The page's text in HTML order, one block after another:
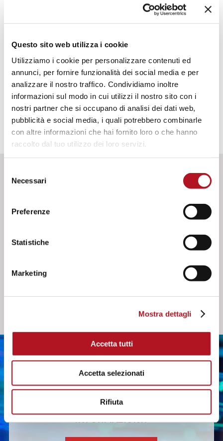
Questo sito web utilizza i cookie
Utilizziamo i cookie per personalizzare contenuti ed
annunci, per fornire funzionalità dei social media e per
analizzare il nostro traffico. Condividiamo inoltre
informazioni sul modo in cui utilizzi il nostro sito con i
nostri partner che si occupano di analisi dei dati web,
pubblicità e social media, i quali potrebbero combinarle
con altre informazioni che hai fornito loro o che hanno
raccolto dal tuo utilizzo dei loro servizi.
delNecessari
Preferenze
Statistiche
Marketing
Mostra dettagli
Accetta tutti
Accetta selezionati
Rifiuta
Sensore da fissare sulla pompa da irrigazione per
permettere alla centralina di monitorare la
liquami.
DATI IDENTIFICATIVI
DOWNLOAD
Manuale d'uso e istruzione TPA-300
HAI BISOGNO DI ULTERIORI
INFORMAZIONI?